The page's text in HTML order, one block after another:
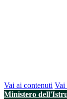
Vai ai contenuti Vai
Ministero